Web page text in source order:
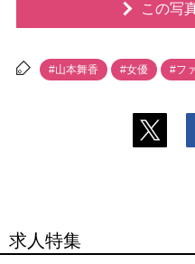
この写
#山本舞香 #女優 #フ
求人特集